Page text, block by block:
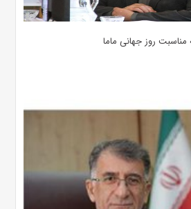
مناسبت روز جهانی ماما